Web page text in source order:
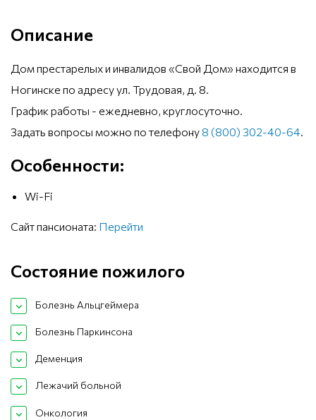
Описание
Дом престарелых и инвалидов «Свой Дом» находится в
Ногинске по адресу ул. Трудовая, д. 8.
График работы - ежедневно, круглосуточно.
Задать вопросы можно по телефону 8 (800) 302-40-64
Особенности:
Wi-Fi
Сайт пансионата: Перейти
Состояние пожилого
Болезнь Альцгеймера
Болезнь Паркинсона
Деменция
Лежачий больной
Онкология